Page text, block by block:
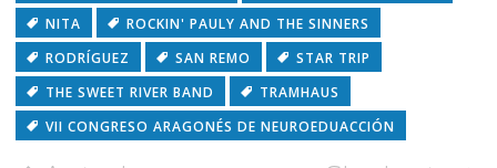
NITA
ROCKIN' PAULY AND THE SINNERS
RODRÍGUEZ
SAN REMO
STAR TRIP
THE SWEET RIVER BAND
TRAMHAUS
VII CONGRESO ARAGONÉS DE NEUROEDUACCIÓN